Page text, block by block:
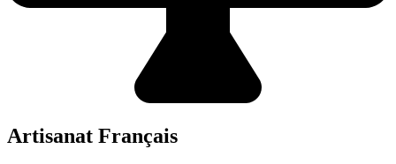
Artisanat Français